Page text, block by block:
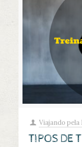
Viajando
TIPOS DE